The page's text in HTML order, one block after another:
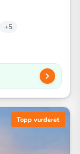
+5
Topp vurderet